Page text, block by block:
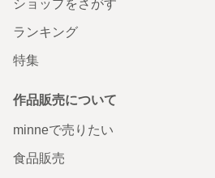
ショップをさがす
ランキング
特集
作品販売について
minneで売りたい
食品販売